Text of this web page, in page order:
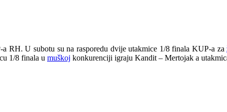
RH. U subotu su na rasporedu dvije utakmice 1/8 finala KUP-a za
1/8 finala u muškoj konkurenciji igraju Kandit – Mertojak a